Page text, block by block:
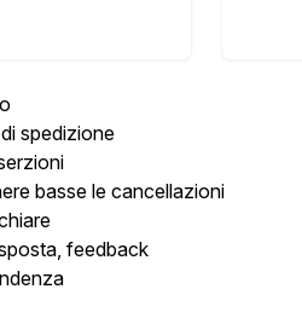
spedizione
basse le cancellazioni
feedback